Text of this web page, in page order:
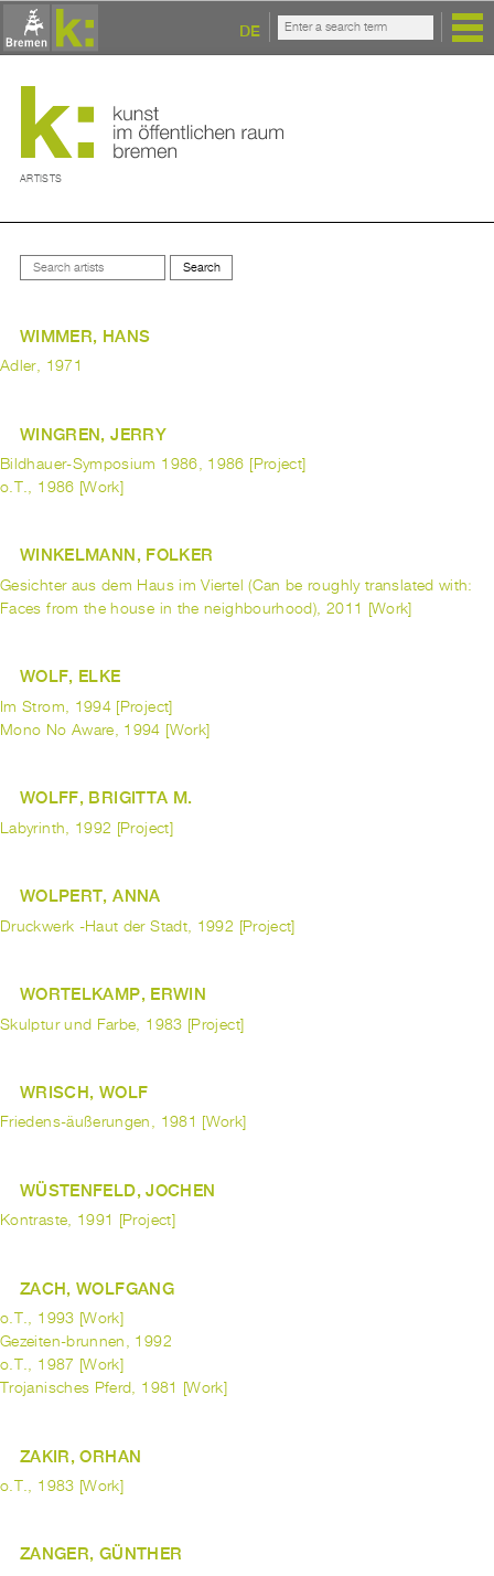
DE
ARTISTS
WIMMER, HANS
Adler, 1971
WINGREN, JERRY
Bildhauer-Symposium 1986, 1986 [Project]
o.T., 1986 [Work]
WINKELMANN, FOLKER
Gesichter aus dem Haus im Viertel (Can be roughly translated with:
Faces from the house in the neighbourhood), 2011 [Work]
WOLF, ELKE
Im Strom, 1994 [Project]
Mono No Aware, 1994 [Work]
WOLFF, BRIGITTA M.
Labyrinth, 1992 [Project]
WOLPERT, ANNA
Druckwerk -Haut der Stadt, 1992 [Project]
WORTELKAMP, ERWIN
Skulptur und Farbe, 1983 [Project]
WRISCH, WOLF
Friedens-äußerungen, 1981 [Work]
WÜSTENFELD, JOCHEN
Kontraste, 1991 [Project]
ZACH, WOLFGANG
o.T., 1993 [Work]
Gezeiten-brunnen, 1992
o.T., 1987 [Work]
Trojanisches Pferd, 1981 [Work]
ZAKIR, ORHAN
o.T., 1983 [Work]
ZANGER, GÜNTHER